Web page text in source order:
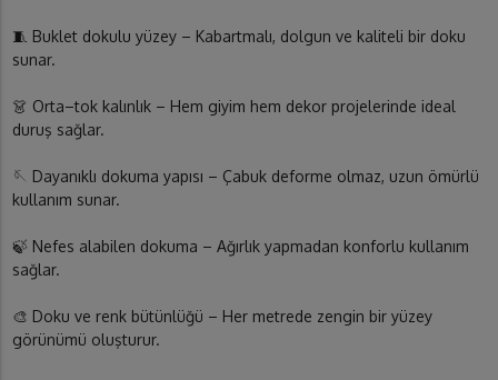
🧵 Buklet dokulu yüzey – Kabartmalı, dolgun ve kaliteli bir doku
sunar.
👗 Orta–tok kalınlık – Hem giyim hem dekor projelerinde ideal
duruş sağlar.
🪡 Dayanıklı dokuma yapısı – Çabuk deforme olmaz, uzun ömürlü
kullanım sunar.
🍃 Nefes alabilen dokuma – Ağırlık yapmadan konforlu kullanım
sağlar.
🎨 Doku ve renk bütünlüğü – Her metrede zengin bir yüzey
görünümü oluşturur.